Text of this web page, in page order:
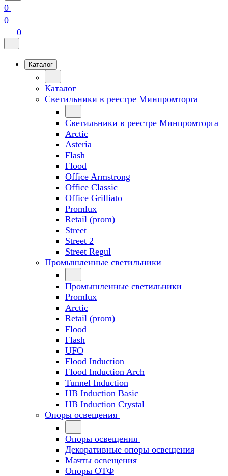
0
0
0
Каталог
Каталог
Светильники в реестре Минпромторга
Светильники в реестре Минпромторга
Arctic
Asteria
Flash
Flood
Office Armstrong
Office Classic
Office Grilliato
Promlux
Retail (prom)
Street
Street 2
Street Regul
Промышленные светильники
Промышленные светильники
Promlux
Arctic
Retail (prom)
Flood
Flash
UFO
Flood Induction
Flood Induction Arch
Tunnel Induction
HB Induction Basic
HB Induction Crystal
Опоры освещения
Опоры освещения
Декоративные опоры освещения
Мачты освещения
Опоры ОТФ